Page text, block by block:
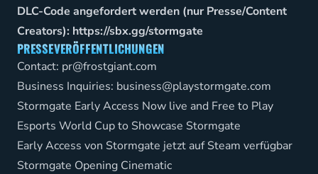
DLC-Code angefordert werden (nur Presse/Content
Creators): https://sbx.gg/stormgate
PRESSEVERÖFFENTLICHUNGEN
Contact: pr@frostgiant.com
Business Inquiries: business@playstormgate.com
Stormgate Early Access Now live and Free to Play
Esports World Cup to Showcase Stormgate
Early Access von Stormgate jetzt auf Steam verfügbar
Stormgate Opening Cinematic